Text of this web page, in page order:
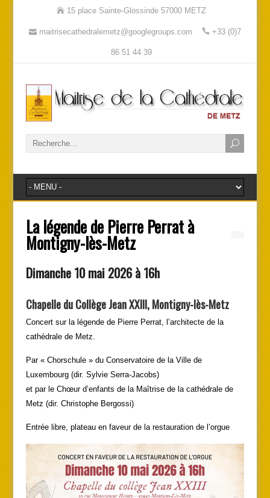
15 place Sainte-Glossinde 57000 METZ
maitrisecathedralemetz@googlegroups.com +33 (0)7
86 51 44 39
La légende de Pierre Perrat à
Montigny-lès-Metz
Dimanche 10 mai 2026 à 16h
Chapelle du Collège Jean XXIII, Montigny-lès-Metz
Concert sur la légende de Pierre Perrat, l’architecte de la
cathédrale de Metz.
Par « Chorschule » du Conservatoire de la Ville de
Luxembourg (dir. Sylvie Serra-Jacobs)
et par le Chœur d’enfants de la Maîtrise de la cathédrale de
Metz (dir. Christophe Bergossi)
Entrée libre, plateau en faveur de la restauration de l’orgue